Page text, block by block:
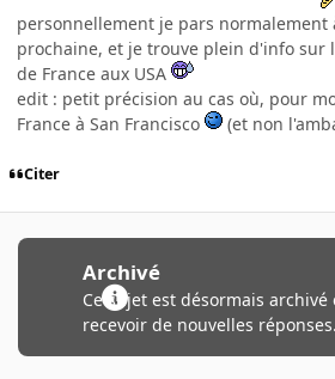
personnellement je pars normalement
prochaine, et je trouve plein d'info sur
de France aux USA
edit : petit précision au cas où, pour
France à San Francisco
(et non
Citer
Archivé
Ce sujet est désormais
recevoir de nouvelles réponses.